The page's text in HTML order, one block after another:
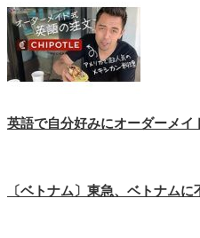
英語で自分好みにオーダーメイ
〔ベトナム〕東急、ベトナム